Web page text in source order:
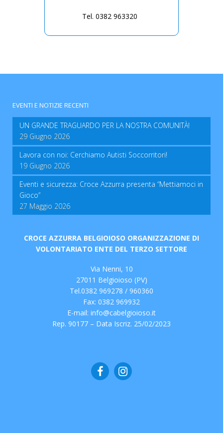
Tel. 0382 963320
EVENTI E NOTIZIE RECENTI
UN GRANDE TRAGUARDO PER LA NOSTRA COMUNITÀ!
29 Giugno 2026
Lavora con noi: Cerchiamo Autisti Soccorritori!
19 Giugno 2026
Eventi e sicurezza: Croce Azzurra presenta “Mettiamoci in
Gioco”
27 Maggio 2026
CROCE AZZURRA BELGIOIOSO ORGANIZZAZIONE DI
VOLONTARIATO ENTE DEL TERZO SETTORE
Via Nenni, 10
27011 Belgioioso (PV)
Tel.0382 969278 / 960360
Fax: 0382 969932
E-mail: info@cabelgioioso.it
Rep. 90177 – Data Iscriz. 25/02/2023